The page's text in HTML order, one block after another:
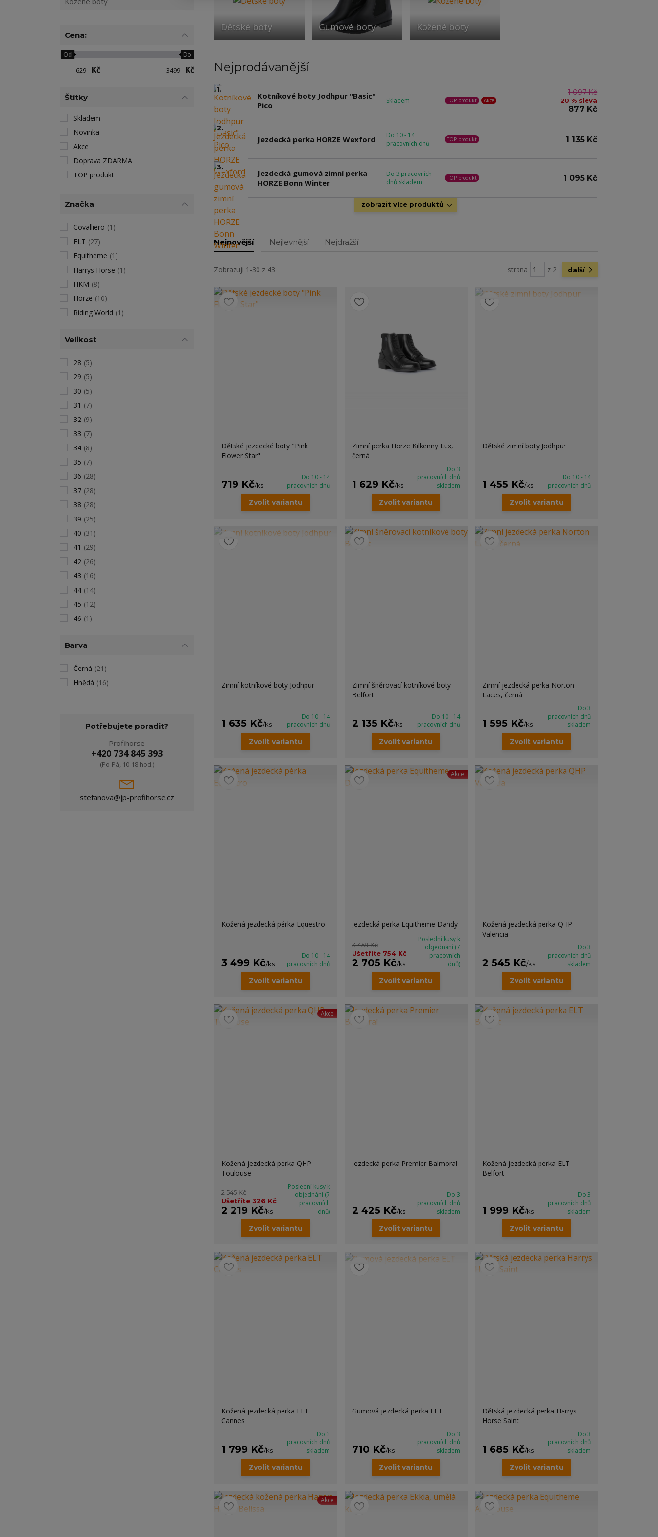
Dětské boty Gumové boty Kožené boty
Nejprodávanější
1.
Kotníkové boty Jodhpur "Basic"
Pico
Skladem TOP produkt Akce
1 097 Kč
20 % sleva
877 Kč
2.
Jezdecká perka HORZE Wexford
Do 10 - 14
pracovních dnů
TOP produkt 1 135 Kč
3.
Jezdecká gumová zimní perka
HORZE Bonn Winter
Do 3 pracovních
dnů skladem
TOP produkt 1 095 Kč
zobrazit více produktů
Nejnovější Nejlevnější Nejdražší
Zobrazuji 1-30 z 43 strana z 2 další
Dětské jezdecké boty "Pink
Flower Star"
719 Kč/ks
Do 10 - 14
pracovních dnů
Zvolit variantu
Zimní perka Horze Kilkenny Lux,
černá
1 629 Kč/ks
Do 3
pracovních dnů
skladem
Zvolit variantu
Dětské zimní boty Jodhpur
1 455 Kč/ks
Do 10 - 14
pracovních dnů
Zvolit variantu
Zimní kotníkové boty Jodhpur
1 635 Kč/ks
Do 10 - 14
pracovních dnů
Zvolit variantu
Zimní šněrovací kotníkové boty
Belfort
2 135 Kč/ks
Do 10 - 14
pracovních dnů
Zvolit variantu
Zimní jezdecká perka Norton
Laces, černá
1 595 Kč/ks
Do 3
pracovních dnů
skladem
Zvolit variantu
Kožená jezdecká pérka Equestro
3 499 Kč/ks
Do 10 - 14
pracovních dnů
Zvolit variantu
Akce
Jezdecká perka Equitheme Dandy
3 459 Kč
Ušetříte 754 Kč
2 705 Kč/ks
Poslední kusy k
objednání (7
pracovních
dnů)
Zvolit variantu
Kožená jezdecká perka QHP
Valencia
2 545 Kč/ks
Do 3
pracovních dnů
skladem
Zvolit variantu
Akce
Kožená jezdecká perka QHP
Toulouse
2 545 Kč
Ušetříte 326 Kč
2 219 Kč/ks
Poslední kusy k
objednání (7
pracovních
dnů)
Zvolit variantu
Jezdecká perka Premier Balmoral
2 425 Kč/ks
Do 3
pracovních dnů
skladem
Zvolit variantu
Kožená jezdecká perka ELT
Belfort
1 999 Kč/ks
Do 3
pracovních dnů
skladem
Zvolit variantu
Kožená jezdecká perka ELT
Cannes
1 799 Kč/ks
Do 3
pracovních dnů
skladem
Zvolit variantu
Gumová jezdecká perka ELT
710 Kč/ks
Do 3
pracovních dnů
skladem
Zvolit variantu
Dětská jezdecká perka Harrys
Horse Saint
1 685 Kč/ks
Do 3
pracovních dnů
skladem
Zvolit variantu
Akce
Cena:
Kč
Od Do
Kč
Štítky
Skladem
Novinka
Akce
Doprava ZDARMA
TOP produkt
Značka
Covalliero (1)
ELT (27)
Equitheme (1)
Harrys Horse (1)
HKM (8)
Horze (10)
Riding World (1)
Velikost
28 (5)
29 (5)
30 (5)
31 (7)
32 (9)
33 (7)
34 (8)
35 (7)
36 (28)
37 (28)
38 (28)
39 (25)
40 (31)
41 (29)
42 (26)
43 (16)
44 (14)
45 (12)
46 (1)
Barva
Černá (21)
Hnědá (16)
Potřebujete poradit?
Profihorse
+420 734 845 393
(Po-Pá, 10-18 hod.)
stefanova@jp-profihorse.cz